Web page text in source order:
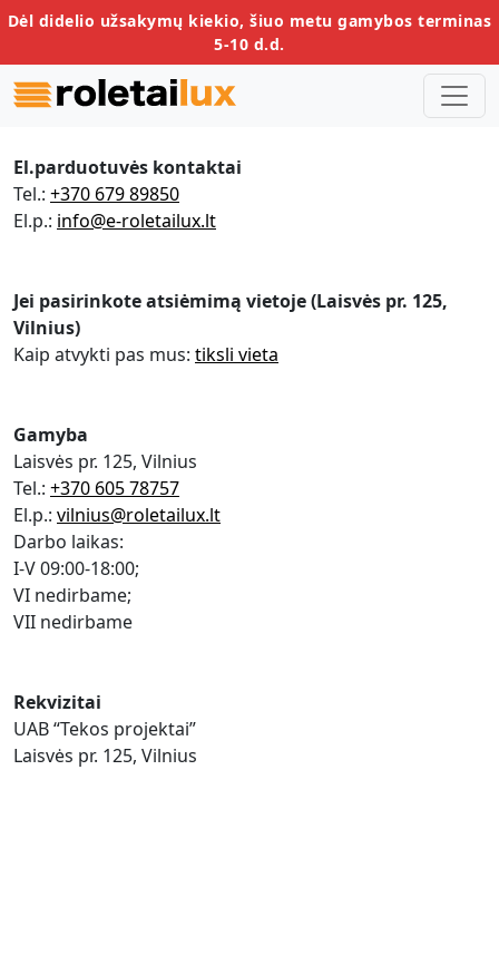
Dėl didelio užsakymų kiekio, šiuo metu gamybos terminas
5-10 d.d.
El.parduotuvės kontaktai
Tel.: +370 679 89850
El.p.: info@e-roletailux.lt
Jei pasirinkote atsiėmimą vietoje (Laisvės pr. 125,
Vilnius)
Kaip atvykti pas mus: tiksli vieta
Gamyba
Laisvės pr. 125, Vilnius
Tel.: +370 605 78757
El.p.: vilnius@roletailux.lt
Darbo laikas:
I-V 09:00-18:00;
VI nedirbame;
VII nedirbame
Rekvizitai
UAB “Tekos projektai”
Laisvės pr. 125, Vilnius